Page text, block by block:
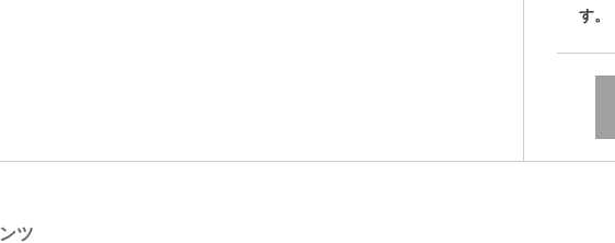
す。
ツ